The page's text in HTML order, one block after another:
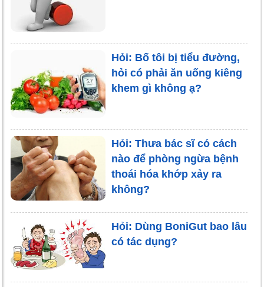
Hỏi: Bố tôi bị tiểu đường,
hỏi có phải ăn uống kiêng
khem gì không ạ?
Hỏi: Thưa bác sĩ có cách
nào để phòng ngừa bệnh
thoái hóa khớp xảy ra
không?
Hỏi: Dùng BoniGut bao lâu
có tác dụng?